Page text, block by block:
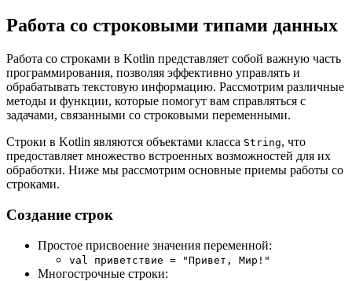
Работа со строковыми типами данных
Работа со строками в Kotlin представляет собой важную часть
программирования, позволяя эффективно управлять и
обрабатывать текстовую информацию. Рассмотрим различные
методы и функции, которые помогут вам справляться с
задачами, связанными со строковыми переменными.
Строки в Kotlin являются объектами класса String, что
предоставляет множество встроенных возможностей для их
обработки. Ниже мы рассмотрим основные приемы работы со
строками.
Создание строк
Простое присвоение значения переменной:
val приветствие = "Привет, Мир!"
Многострочные строки: